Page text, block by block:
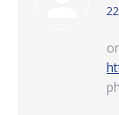
dit